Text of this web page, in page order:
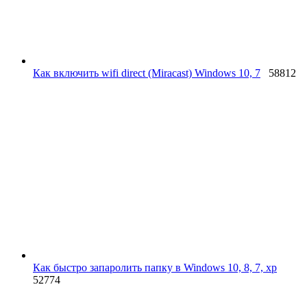
Как включить wifi direct (Miracast) Windows 10, 7 58812
Как быстро запаролить папку в Windows 10, 8, 7, xp
52774